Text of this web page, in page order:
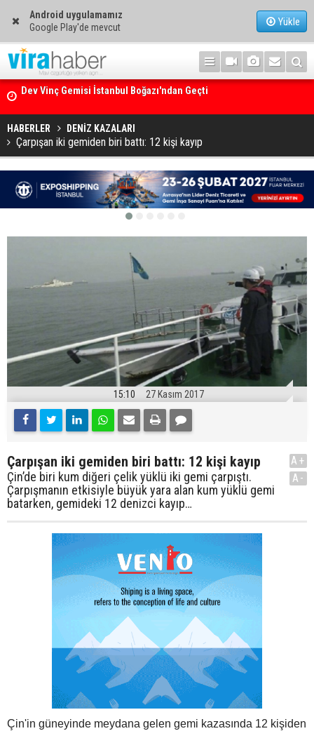
Android uygulamamız
Google Play'de mevcut
Yükle
Ege Denizi’nin En Büyük Mercan Ormanı
HABERLER DENİZ KAZALARI
Çarpışan iki gemiden biri battı: 12 kişi kayıp
15:10 27 Kasım 2017
Çarpışan iki gemiden biri battı: 12 kişi kayıp
Çin’de biri kum diğeri çelik yüklü iki gemi çarpıştı.
Çarpışmanın etkisiyle büyük yara alan kum yüklü gemi
batarken, gemideki 12 denizci kayıp…
A+
A-
Çin'in güneyinde meydana gelen gemi kazasında 12 kişiden